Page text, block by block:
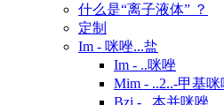
什么是“离子液体” ？
定制
Im - 咪唑...盐
Im - ..咪唑
Mim - ..2..-甲基咪
Bzi - ..本并咪唑